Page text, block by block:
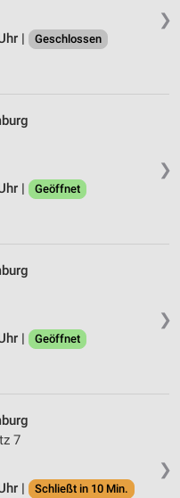
❯
|
Geschlossen
❯
|
Geöffnet
❯
|
Geöffnet
❯
7
|
Schließt in 10 Min.